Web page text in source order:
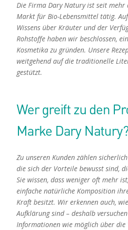
Die Firma Dary Natury ist seit mehr
Markt für Bio-Lebensmittel tätig.
Wissens über Kräuter und der
Rohstoffe haben wir beschlossen,
Kosmetika zu gründen. Unsere
weitgehend auf die traditionelle
gestützt.
Wer greift zu den
Marke Dary
Zu unseren Kunden zählen
die sich der Vorteile bewusst sind,
Sie wissen, dass weniger oft mehr
einfache natürliche Komposition
Kraft besitzt. Wir erkennen auch,
Aufklärung sind – deshalb
Informationen wie möglich über